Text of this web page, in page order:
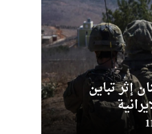
إثر تباين